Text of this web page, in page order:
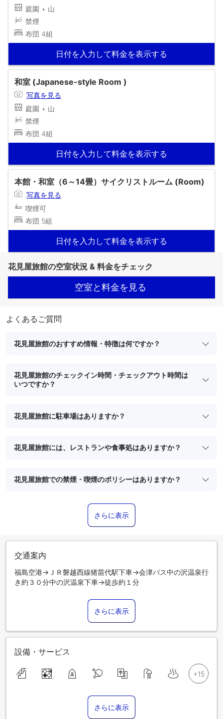
庭園 + 山
禁煙
布団 4組
日付を入力して料金を表示する
和室 (Japanese-style Room )
写真を見る
庭園 + 山
禁煙
布団 4組
日付を入力して料金を表示する
本館・和室（6～14畳）サイクリストルーム (Room)
写真を見る
喫煙可
布団 5組
日付を入力して料金を表示する
花見屋旅館の空室状況 & 料金をチェック
空室と料金を見る
よくあるご質問
花見屋旅館のおすすめ情報・特徴は何ですか？
花見屋旅館のチェックイン時間・チェックアウト時間は
いつですか？
花見屋旅館に駐車場はありますか？
花見屋旅館には、レストランや食事処はありますか？
花見屋旅館での禁煙・喫煙のポリシーはありますか？
さらに表示
交通案内
福島空港→ＪＲ磐越西線猪苗代駅下車→会津バス中の沢温泉行
き約３０分中の沢温泉下車→徒歩約１分
さらに表示
設備・サービス
さらに表示